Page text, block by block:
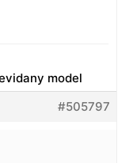
model
#505797